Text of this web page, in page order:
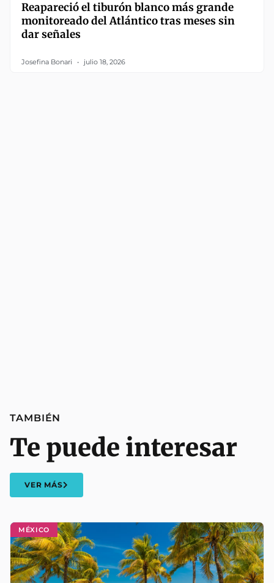
Reapareció el tiburón blanco más grande
monitoreado del Atlántico tras meses sin
dar señales
Josefina Bonari julio 18, 2026
MÉXICO
TAMBIÉN
Te puede interesar
VER MÁS